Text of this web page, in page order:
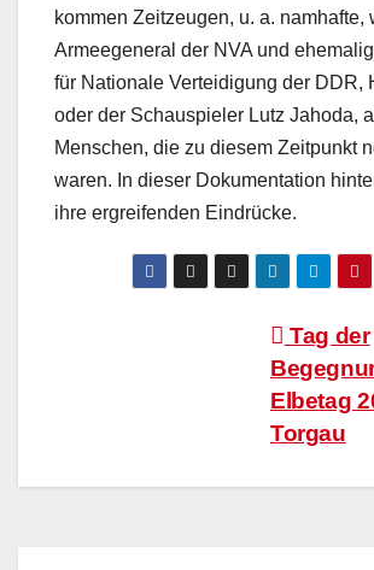
kommen Zeitzeugen, u. a. namhafte,
Armeegeneral der NVA und
für Nationale Verteidigung der DDR,
oder der Schauspieler Lutz Jahoda,
Menschen, die zu diesem Zeitpunkt
waren. In dieser Dokumentation
ihre ergreifenden Eindrücke.
Tag der
Elbetag
Torgau